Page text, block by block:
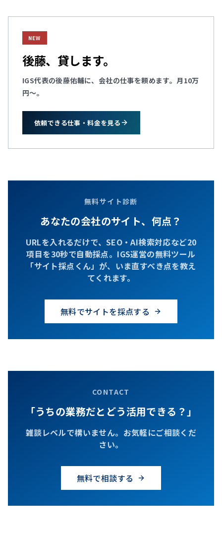
NEW
後藤、貸します。
IGS代表の後藤佑輔に、会社の仕事を頼めます。月10万
円～。
依頼できる仕事・料金を見る
無料サイト診断
あなたの会社のサイト、何点？
URLを入れるだけで、SEO・AI検索対応など20
項目を30秒で自動採点。IGS運営の無料ツール
「サイト採点くん」が、いま直すべき点を教え
てくれます。
無料でサイトを採点する
CONTACT
「うちの業務だとどう活用できる？」
雑談レベルで構いません。お気軽にご相談くだ
さい。
無料で相談する